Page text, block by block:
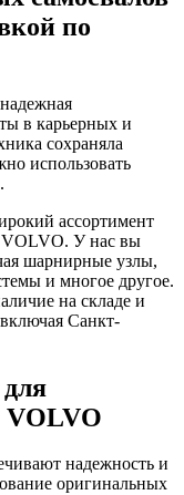
по
в карьерных и
сохраняла
использовать
ассортимент
VOLVO. У нас вы
шарнирные узлы,
и многое другое.
на складе и
Санкт-
VOLVO
надежность и
оригинальных